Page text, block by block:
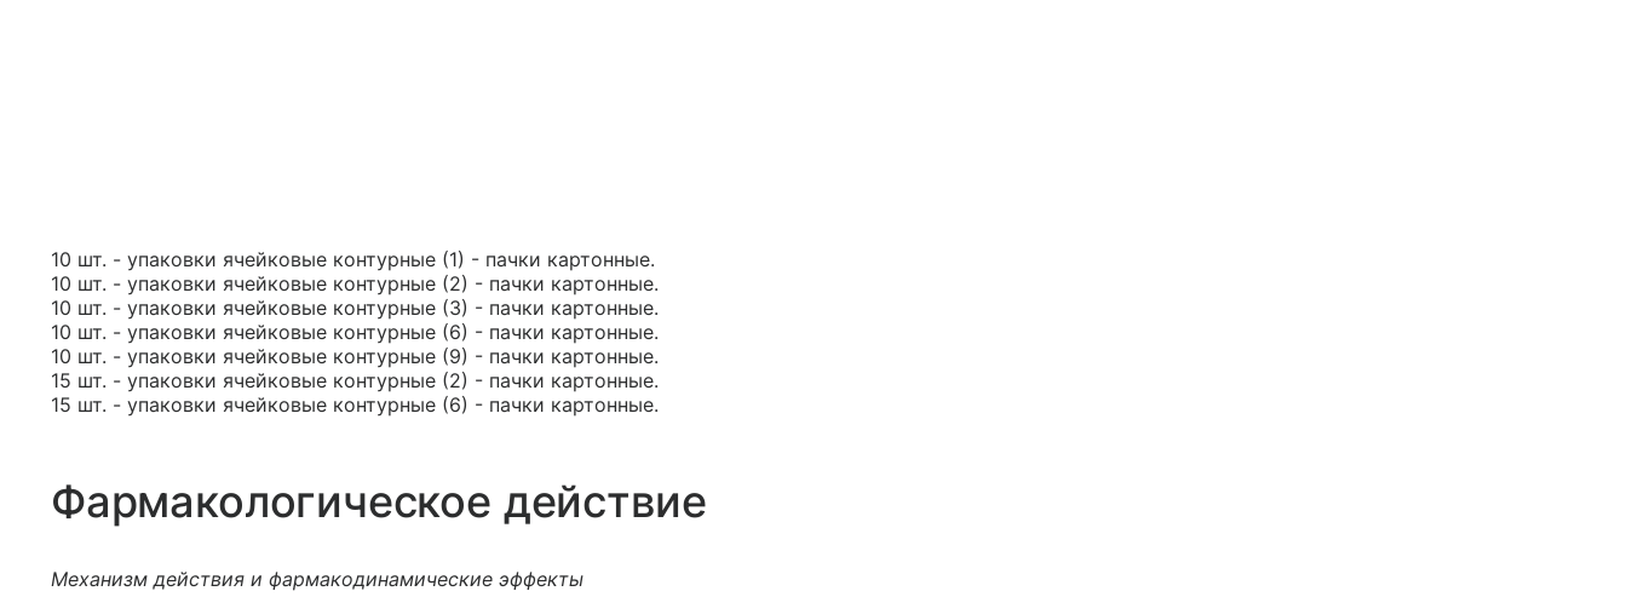
10 шт. - упаковки ячейковые контурные (1) - пачки картонные.
10 шт. - упаковки ячейковые контурные (2) - пачки картонные.
10 шт. - упаковки ячейковые контурные (3) - пачки картонные.
10 шт. - упаковки ячейковые контурные (6) - пачки картонные.
10 шт. - упаковки ячейковые контурные (9) - пачки картонные.
15 шт. - упаковки ячейковые контурные (2) - пачки картонные.
15 шт. - упаковки ячейковые контурные (6) - пачки картонные.
Фармакологическое действие
Механизм действия и фармакодинамические эффекты